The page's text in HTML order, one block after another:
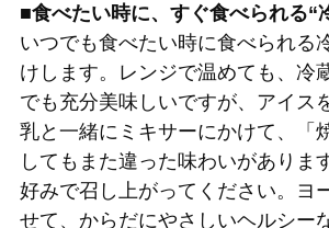
■食べたい時に、すぐ食べられる“
いつでも食べたい時に食べられる
けします。レンジで温めても、冷
でも充分美味しいですが、アイス
乳と一緒にミキサーにかけて、「
してもまた違った味わいがありま
好みで召し上がってください。ヨ
せて、からだにやさしいヘルシー